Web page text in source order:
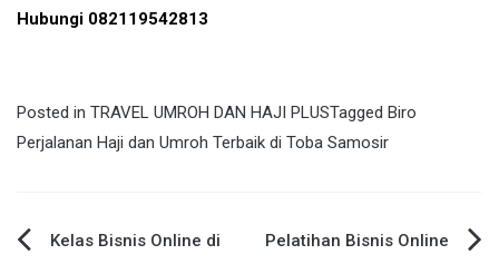
Hubungi 082119542813
Posted in TRAVEL UMROH DAN HAJI PLUSTagged Biro
Perjalanan Haji dan Umroh Terbaik di Toba Samosir
PostKelas Bisnis Online di
Pelatihan Bisnis Online